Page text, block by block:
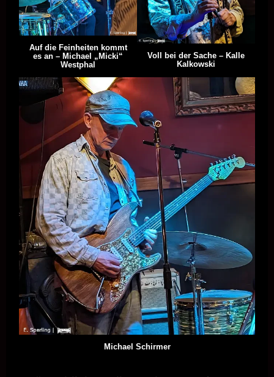
Auf die Feinheiten kommt
es an – Michael „Micki“
Westphal
Voll bei der Sache – Kalle
Kalkowski
Michael Schirmer